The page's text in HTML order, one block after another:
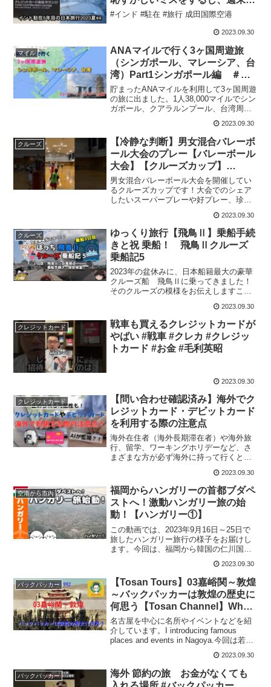
全日空ムンバイ行きが混んでいて
#インド #駐在 #旅行 成田国際空港
2023.09.30
マイル
ANAマイルで行く3ヶ国周遊旅
（シンガポール、マレーシア、台
湾）Part1シンガポール編 ＃マ
ーライオン、＃マリーナベイサン
ズ、＃チャンギ
貯まったANAマイルを利用して3ヶ国周遊
の旅に出ました。1人38,000マイルでシン
ガポール、クアラルンプール、台湾周遊
の旅ができました。3年ぶりの海外旅行で
すがそれぞれの国を満喫できました。
2023.09.30
クルーズ
【冷静な判断】男女混合バレーボ
ール大会のプレー【バレーボール
大会】【クルーズカップ】
#shorts #バレーボール #混合バ
レーボール
男女混合バレーボール大会を開催してい
るクルーズカップです！大会でのシェア
したいスーパープレーや好プレー、珍プ
ひチャンネル登録よろしくお願います！
【チャンネル登録はこちらから】クルー
ズカップInstgram...
2023.09.30
クルーズ
ゆっくり旅行【飛鳥Ⅱ】乗船手続
きと祝 乗船！ 飛鳥Ⅱクルーズ
乗船記5
2023年の盆休みに、日本船籍最大の豪華
クルーズ船 飛鳥Ⅱに乗ってきました！
そのクルーズの模様をお伝えしますこの
クラス、ビジネスクラス、クルーズ船、
大陸横断鉄道で各国を周遊、国内では
1000万キャンピング...
2023.09.30
クレジットカード
戦車も買えるクレジットカードが
やばい #戦車 #クレカ #クレジッ
トカード #お金 #毛利英昭
2023.09.30
クレジットカード
【問い合わせ確認済み】海外でク
レジットカード・デビットカード
を利用する際の注意点
海外在住者（海外長期滞在者）や海外旅
行、留学、ワーキングホリデーなど、さ
まざまな方が必ず海外に持って行くと言
クレジットカードですが、海外での利用
条件や使い方に誤りがあるとカード利用
が止められたり、トラブル...
2023.09.30
空港から市内
福岡からハンガリーの首都ブダペ
ストへ！激動ハンガリー旅の始
動！【ハンガリー①】
この動画では、2023年9月16日～25日で
旅したハンガリー旅行の様子をお届けし
ます。今回は、福岡から韓国の仁川国際
ストへ向かいます。久々のヨーロッパに
心躍るも、仁川国際空港での乗り継ぎ時
間はなんとミニマ...
2023.09.30
バックパッカー
【Tosan Tours】03嘉峪関～敦煌
～バックパッカーは敦煌の歴史に
何思う【Tosan Channel】What
do Backpackers think about
Dunhuang?
名古屋を中心に名所やイベントなどを紹
介しています。I introducing famous
places and events in Nagoya.今回は若い
2023.09.30
バックパッカー
海外 節約の旅 お金がなくても